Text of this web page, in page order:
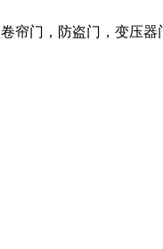
帘门，防盗门，变压